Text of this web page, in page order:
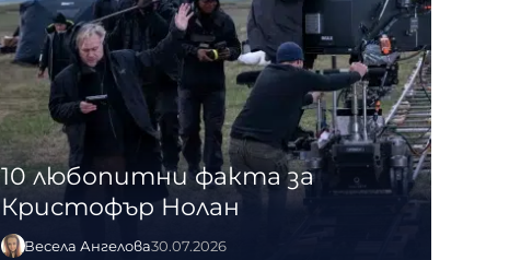
10 любопитни факта за
Кристофър Нолан
Весела Ангелова30.07.2026